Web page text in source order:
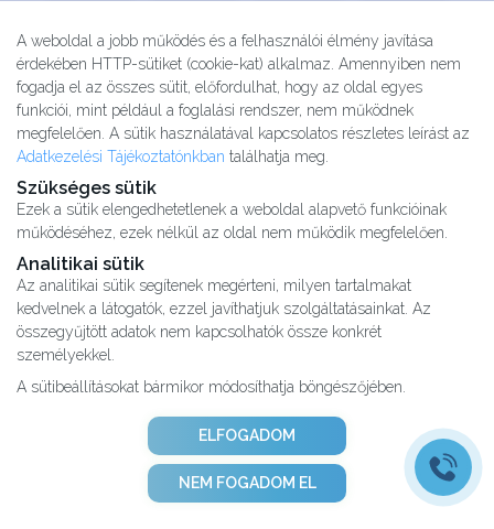
A weboldal a jobb működés és a felhasználói élmény javítása
érdekében HTTP-sütiket (cookie-kat) alkalmaz. Amennyiben nem
fogadja el az összes sütit, előfordulhat, hogy az oldal egyes
funkciói, mint például a foglalási rendszer, nem működnek
megfelelően. A sütik használatával kapcsolatos részletes leírást az
Adatkezelési Tájékoztatónkban találhatja meg.
Szükséges sütik
Ezek a sütik elengedhetetlenek a weboldal alapvető funkcióinak
működéséhez, ezek nélkül az oldal nem működik megfelelően.
Analitikai sütik
Az analitikai sütik segítenek megérteni, milyen tartalmakat
kedvelnek a látogatók, ezzel javíthatjuk szolgáltatásainkat. Az
összegyűjtött adatok nem kapcsolhatók össze konkrét
személyekkel.
A sütibeállításokat bármikor módosíthatja böngészőjében.
ELFOGADOM
NEM FOGADOM EL
IMMUN
KÖZPONT
jóAlvás
Központ
SPORTORVOSI
KÖ ZPON T